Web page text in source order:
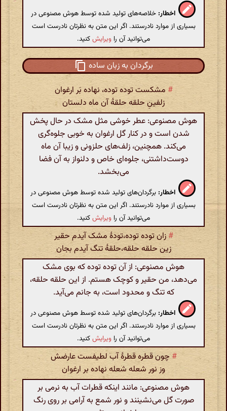
اخطار: خلاصه‌های تولید شده توسط هوش مصنوعی در
بسیاری از موارد نادرستند. اگر این متن به نظرتان نادرست است
می‌توانید آن را ویرایشکنید.
برگردان به زبان ساده
# مشکست توده توده، نهاده بَر ارغوان
زلفینِ حلقه حلقهٔ آن ماه دلستان
هوش مصنوعی: عطر خوشی مثل مشک در حال پخش
شدن است و در کنار گل ارغوان به خوبی جلوه‌گری
می‌کند. همچنین، زلف‌های حلزونی و زیبا آن ماه
دوست‌داشتنی، جلوه‌ای خاص و دلنواز به آن فضا
می‌بخشد.
اخطار: برگردان‌های تولید شده توسط هوش مصنوعی در
بسیاری از موارد نادرستند. اگر این متن به نظرتان نادرست است
می‌توانید آن را ویرایشکنید.
# زان توده توده،تودهٔ مشک آیدم حقیر
زین حلقه حلقه،حلقهٔ تنگ آیدم بجان
هوش مصنوعی: از آن توده توده که بوی مشک
می‌دهد، من حقیر و کوچک هستم. از این حلقه حلقه،
که تنگ و محدود است، به جانم می‌آید.
اخطار: برگردان‌های تولید شده توسط هوش مصنوعی در
بسیاری از موارد نادرستند. اگر این متن به نظرتان نادرست است
می‌توانید آن را ویرایشکنید.
# چون قطره قطرهٔ آب لطیفست عارضش
وز نور شعله شعله نهاده بر ارغوان
هوش مصنوعی: مانند اینکه قطرات آب به نرمی بر
صورت گل می‌نشینند و نور شمع به آرامی بر روی رنگ